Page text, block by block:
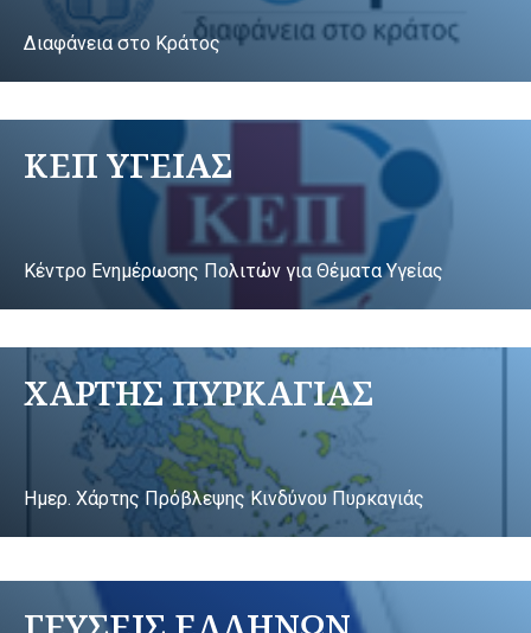
Διαφάνεια στο Κράτος
ΚΕΠ ΥΓΕΙΑΣ
Κέντρο Ενημέρωσης Πολιτών για Θέματα Υγείας
ΧΑΡΤΗΣ ΠΥΡΚΑΓΙΑΣ
Ημερ. Χάρτης Πρόβλεψης Κινδύνου Πυρκαγιάς